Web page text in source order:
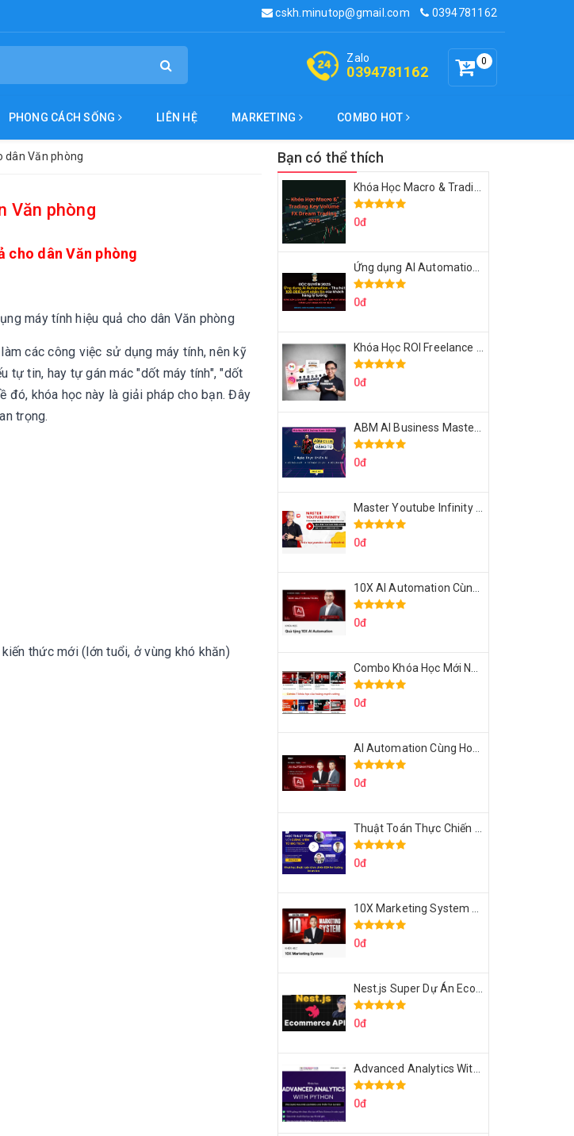
cskh.minutop@gmail.com 0394781162
0
Zalo
0394781162
PHONG CÁCH SỐNG LIÊN HỆ MARKETING COMBO HOT
dân Văn phòng
Văn phòng
cho dân Văn phòng
máy tính hiệu quả cho dân Văn phòng
các công việc sử dụng máy tính, nên kỹ
tự tin, hay tự gán mác "dốt máy tính", "dốt
đó, khóa học này là giải pháp cho bạn. Đây
trọng.
thức mới (lớn tuổi, ở vùng khó khăn)
Bạn có thể thích
0đ
0đ
0đ
0đ
0đ
0đ
0đ
0đ
0đ
0đ
0đ
0đ